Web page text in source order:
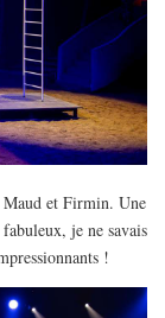
Maud et Firmin. Une
je ne savais
!